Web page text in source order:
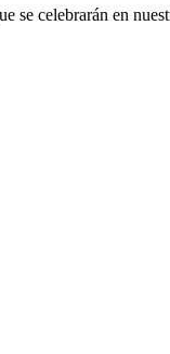
se celebrarán en